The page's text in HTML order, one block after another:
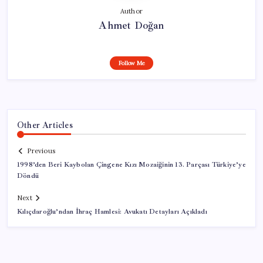
Author
Ahmet Doğan
Follow Me
Other Articles
Previous
1998’den Beri Kaybolan Çingene Kızı Mozaiğinin 13. Parçası Türkiye’ye
Döndü
Next
Kılıçdaroğlu’ndan İhraç Hamlesi: Avukatı Detayları Açıkladı